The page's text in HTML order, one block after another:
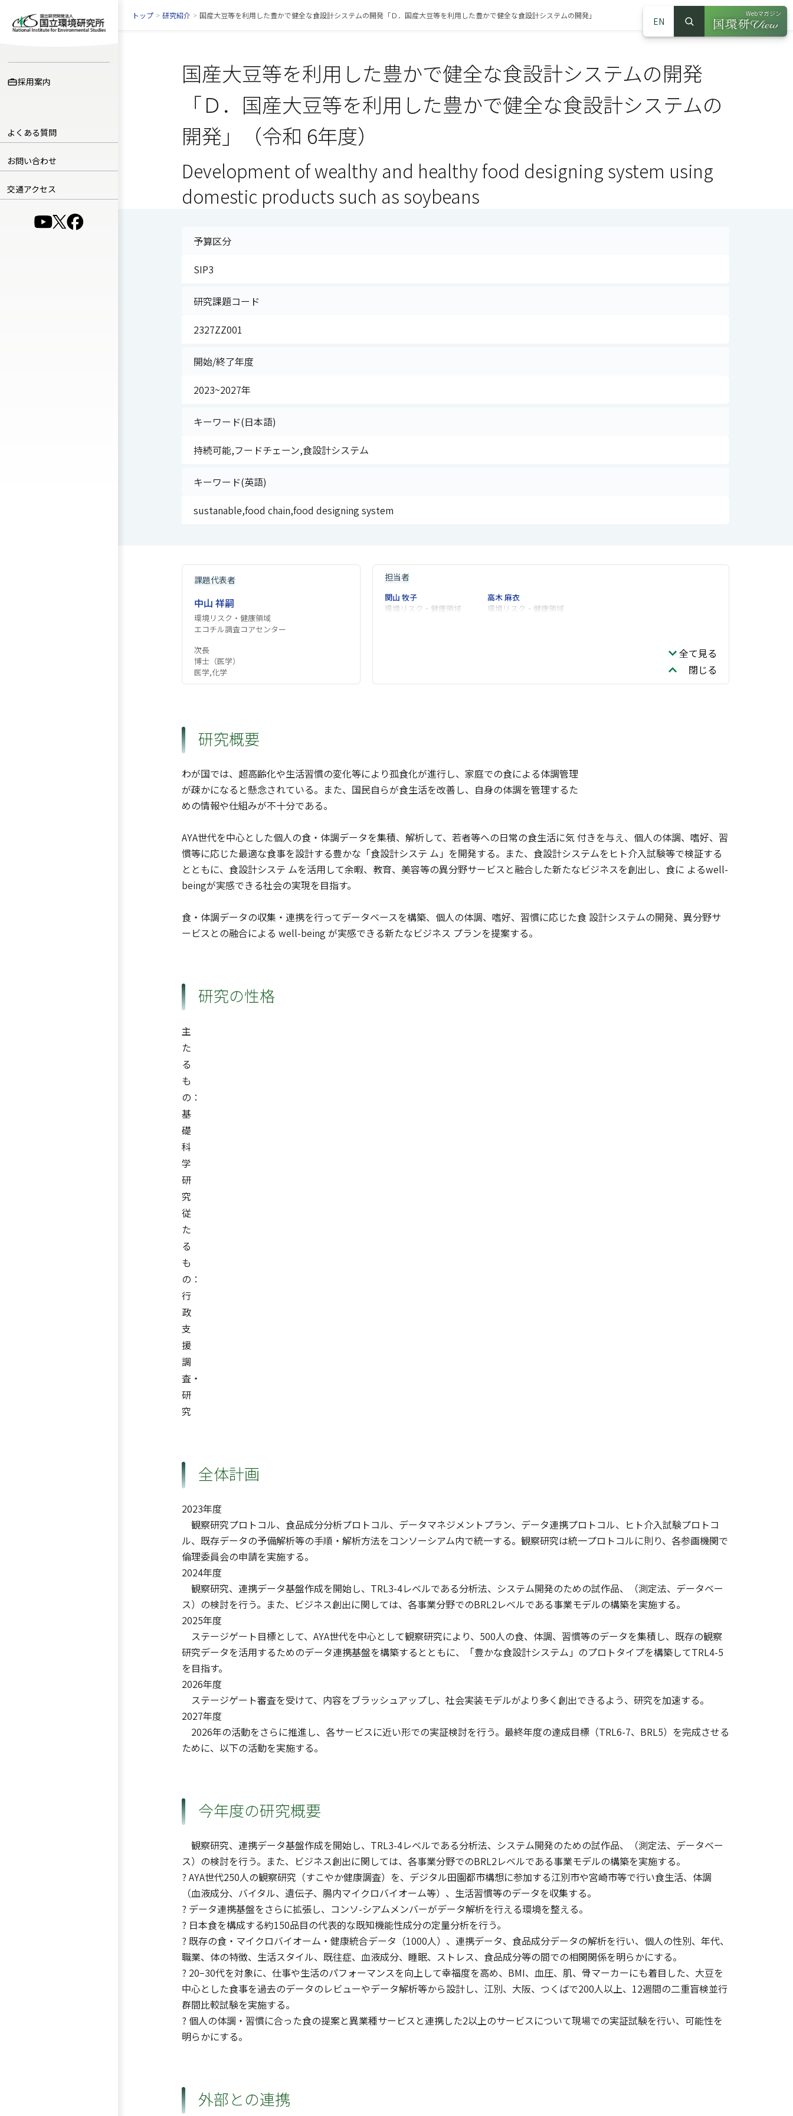
採用案内
よくある質問
お問い合わせ
交通アクセス
（別ウインドウで開きます）
（別ウインドウで開きます）
（別ウインドウで開きます）
EN
サイト内検索
検索
Webマガジン
（別ウインドウ
トップ > 研究紹介 > 国産大豆等を利用した豊かで健全な食設計システムの開発「Ｄ．国産大豆等を利用した豊かで健全な食設計システムの開発」
国産大豆等を利用した豊かで健全な食設計システムの開発
「Ｄ．国産大豆等を利用した豊かで健全な食設計システムの
開発」（令和 6年度）
Development of wealthy and healthy food designing system using
domestic products such as soybeans
予算区分
SIP3
研究課題コード
2327ZZ001
開始/終了年度
2023~2027年
キーワード(日本語)
持続可能,フードチェーン,食設計システム
キーワード(英語)
sustanable,food chain,food designing system
課題代表者
中山 祥嗣
環境リスク・健康領域
エコチル調査コアセンター
次長
博士（医学）
医学,化学
担当者
関山 牧子
環境リスク・健康領域
高木 麻衣
環境リスク・健康領域
全て見る
閉じる
研究概要
わが国では、超高齢化や生活習慣の変化等により孤食化が進行し、家庭での食による体調管理
が疎かになると懸念されている。また、国民自らが食生活を改善し、自身の体調を管理するた
めの情報や仕組みが不十分である。
AYA世代を中心とした個人の食・体調データを集積、解析して、若者等への日常の食生活に気 付きを与え、個人の体調、嗜好、習
慣等に応じた最適な食事を設計する豊かな「食設計システ ム」を開発する。また、食設計システムをヒト介入試験等で検証する
とともに、食設計システ ムを活用して余暇、教育、美容等の異分野サービスと融合した新たなビジネスを創出し、食に よるwell-
beingが実感できる社会の実現を目指す。
食・体調データの収集・連携を行ってデータベースを構築、個人の体調、嗜好、習慣に応じた食 設計システムの開発、異分野サ
ービスとの融合による well-being が実感できる新たなビジネス プランを提案する。
研究の性格
主
た
る
も
の：
基
礎
科
学
研
究
従
た
る
も
の：
行
政
支
援
調
査・
研
究
全体計画
2023年度
観察研究プロトコル、食品成分分析プロトコル、データマネジメントプラン、データ連携プロトコル、ヒト介入試験プロトコ
ル、既存データの予備解析等の手順・解析方法をコンソーシアム内で統一する。観察研究は統一プロトコルに則り、各参画機関で
倫理委員会の申請を実施する。
2024年度
観察研究、連携データ基盤作成を開始し、TRL3-4レベルである分析法、システム開発のための試作品、（測定法、データベー
ス）の検討を行う。また、ビジネス創出に関しては、各事業分野でのBRL2レベルである事業モデルの構築を実施する。
2025年度
ステージゲート目標として、AYA世代を中心として観察研究により、500人の食、体調、習慣等のデータを集積し、既存の観察
研究データを活用するためのデータ連携基盤を構築するとともに、「豊かな食設計システム」のプロトタイプを構築してTRL4-5
を目指す。
2026年度
ステージゲート審査を受けて、内容をブラッシュアップし、社会実装モデルがより多く創出できるよう、研究を加速する。
2027年度
2026年の活動をさらに推進し、各サービスに近い形での実証検討を行う。最終年度の達成目標（TRL6-7、BRL5）を完成させる
ために、以下の活動を実施する。
今年度の研究概要
観察研究、連携データ基盤作成を開始し、TRL3-4レベルである分析法、システム開発のための試作品、（測定法、データベー
ス）の検討を行う。また、ビジネス創出に関しては、各事業分野でのBRL2レベルである事業モデルの構築を実施する。
? AYA世代250人の観察研究（すこやか健康調査）を、デジタル田園都市構想に参加する江別市や宮崎市等で行い食生活、体調
（血液成分、バイタル、遺伝子、腸内マイクロバイオーム等）、生活習慣等のデータを収集する。
? データ連携基盤をさらに拡張し、コンソ-シアムメンバーがデータ解析を行える環境を整える。
? 日本食を構成する約150品目の代表的な既知機能性成分の定量分析を行う。
? 既存の食・マイクロバイオーム・健康統合データ（1000人）、連携データ、食品成分データの解析を行い、個人の性別、年代、
職業、体の特徴、生活スタイル、既往症、血液成分、睡眠、ストレス、食品成分等の間での相関関係を明らかにする。
? 20−30代を対象に、仕事や生活のパフォーマンスを向上して幸福度を高め、BMI、血圧、肌、骨マーカーにも着目した、大豆を
中心とした食事を過去のデータのレビューやデータ解析等から設計し、江別、大阪、つくばで200人以上、12週間の二重盲検並行
群間比較試験を実施する。
? 個人の体調・習慣に合った食の提案と異業種サービスと連携した2以上のサービスについて現場での実証試験を行い、可能性を
明らかにする。
外部との連携